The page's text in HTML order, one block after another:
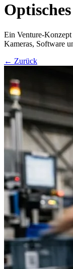
Ein Venture-
Kameras, Software
← Zurück